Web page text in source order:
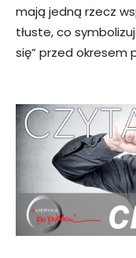
mają jedną rzecz
tłuste, co
się” przed okresem